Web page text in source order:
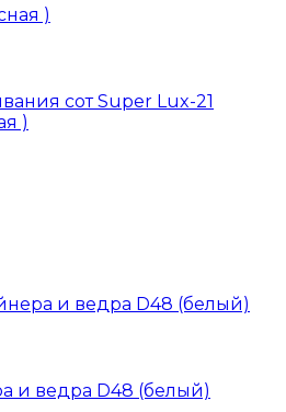
сот Super Lux-21
)
и ведра D48 (белый)